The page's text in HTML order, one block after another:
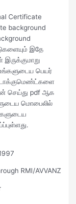
Certificate
background
இதே
இருக்குமாறு
பெயர்
செய்து pdf ஆக
மொபைலில்
RMI/AVVANZ